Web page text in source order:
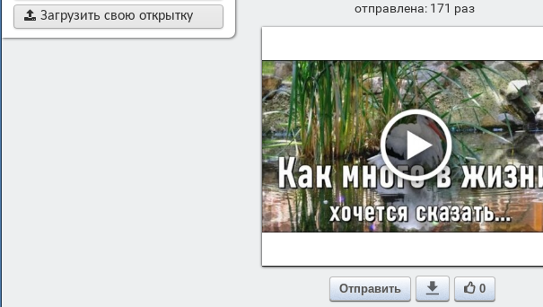
 Загрузить свою открытку
отправлена: 171 раз
Отправить  0